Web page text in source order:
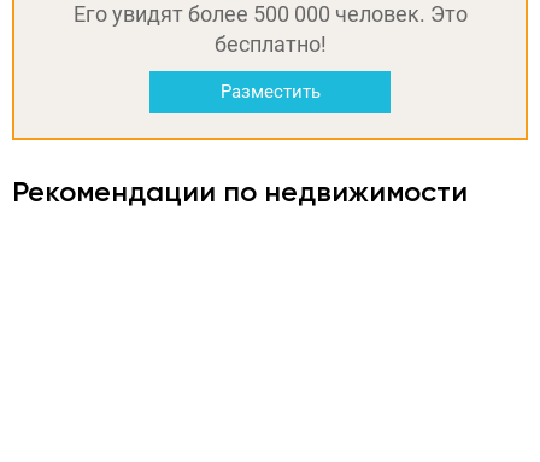
Его увидят более 500 000 человек. Это
бесплатно!
Разместить
Рекомендации по недвижимости